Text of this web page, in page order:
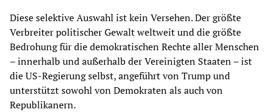
Diese selektive Auswahl ist kein Versehen. Der größte
Verbreiter politischer Gewalt weltweit und die größte
Bedrohung für die demokratischen Rechte aller Menschen
– innerhalb und außerhalb der Vereinigten Staaten – ist
die US-Regierung selbst, angeführt von Trump und
unterstützt sowohl von Demokraten als auch von
Republikanern.